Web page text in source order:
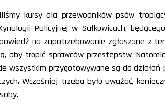
kursy dla przewodników psów
Policyjnej w Sułkowicach,
na zapotrzebowanie zgłaszane z
aby tropić sprawców przestępstw.
wszystkim przygotowywane są do działań
Wcześniej trzeba było uważać,